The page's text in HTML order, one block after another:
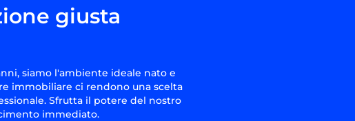
giusta
siamo l'ambiente ideale nato e
immobiliare ci rendono una scelta
Sfrutta il potere del nostro
immediato.